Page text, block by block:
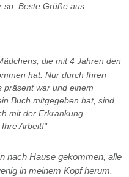
so. Beste Grüße aus
die mit 4 Jahren den
hat. Nur durch Ihren
präsent war und einem
Buch mitgegeben hat, sind
mit der Erkrankung
Arbeit!"
nach Hause gekommen, alle
in meinem Kopf herum.